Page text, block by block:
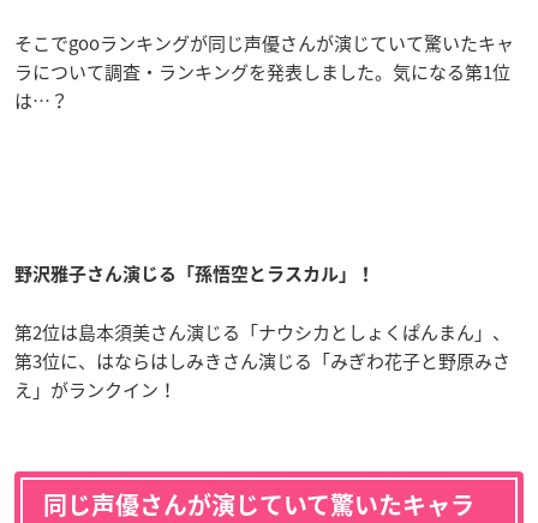
そこでgooランキングが同じ声優さんが演じていて驚いたキャ
ラについて調査・ランキングを発表しました。気になる第1位
は…？
野沢雅子さん演じる「孫悟空とラスカル」！
第2位は島本須美さん演じる「ナウシカとしょくぱんまん」、
第3位に、はならはしみきさん演じる「みぎわ花子と野原みさ
え」がランクイン！
同じ声優さんが演じていて驚いたキャラ